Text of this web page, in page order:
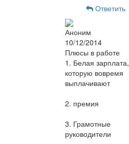
Ответить
Аноним
10/12/2014
Плюсы в работе
1. Белая зарплата,
которую вовремя
выплачивают
2. премия
3. Грамотные
руководители